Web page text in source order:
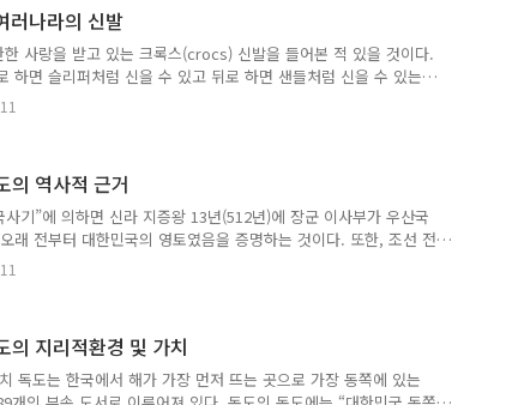
러나라의 신발
사랑을 받고 있는 크록스(crocs) 신발을 들어본 적 있을 것이다.
하면 슬리퍼처럼 신을 수 있고 뒤로 하면 샌들처럼 신을 수 있는
에 시원하게 신을 수 있고 비가와도 신발에 아무런 지장이 없으
분히 알만 하다. 신발의 앞코가 툭 튀어나온 디자인이 어딘가 친숙
featur..
역사적 근거
기”에 의하면 신라 지증왕 13년(512년)에 장군 이사부가 우산국
래 전부터 대한민국의 영토였음을 증명하는 것이다. 또한, 조선 전
람”, “팔도총도” 등의 문헌에도 울릉도와 함께 독도가 우산도 라
종 고지도 에서도 우산도가 표기되어 있다. [팔도총도] 독도는 우
포함된다. 하지만, 일본은 ..
지리적환경 및 가치
독도는 한국에서 해가 가장 먼저 뜨는 곳으로 가장 동쪽에 있는